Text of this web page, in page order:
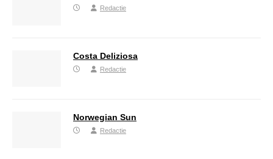
Redactie
Costa Deliziosa
Redactie
Norwegian Sun
Redactie